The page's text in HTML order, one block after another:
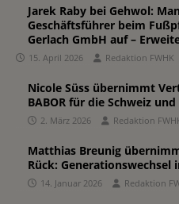
Jarek Raby bei Gehwol:
Geschäftsführer beim
Gerlach GmbH auf –
15. April 2026 Redaktion FWHK
Nicole Süss übernimmt
BABOR für die Schweiz
2. März 2026 Redaktion
Matthias Breunig
Rück:
14. Januar 2026 Redaktion